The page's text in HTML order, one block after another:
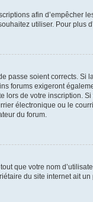
afin d’empêcher
utiliser. Pour plus
passe soient corrects.
forums exigeront
de votre inscription.
électronique ou le
du forum.
que votre nom
du site internet ait